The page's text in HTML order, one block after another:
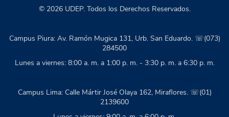
© 2026 UDEP. Todos los Derechos Reservados.
Campus Piura: Av. Ramón Mugica 131, Urb. San Eduardo. ☏(073)
284500
Lunes a viernes: 8:00 a. m. a 1:00 p. m. - 3:30 p. m. a 6:30 p. m.
Campus Lima: Calle Mártir José Olaya 162, Miraflores. ☏(01)
2139600